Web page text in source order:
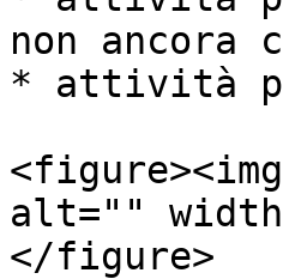
non ancora
* attività
alt=""
</figure>